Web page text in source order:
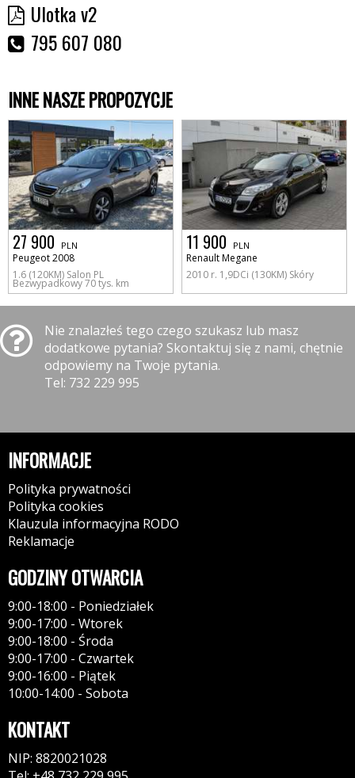
Ulotka v2
795 607 080
INNE NASZE PROPOZYCJE
27 900 PLN
Peugeot 2008
1.6 (120KM) Salon PL
Bezwypadkowy 70 tys. km
11 900 PLN
Renault Megane
2010 r. 1,9DCi (130KM) Skóry
Nie znalazłeś tego czego szukasz lub masz
dodatkowe pytania? Skontaktuj się z nami, chętnie
odpowiemy na Twoje pytania.
Tel: 732 229 995
INFORMACJE
Polityka prywatności
Polityka cookies
Klauzula informacyjna RODO
Reklamacje
GODZINY OTWARCIA
9:00-18:00 - Poniedziałek
9:00-17:00 - Wtorek
9:00-18:00 - Środa
9:00-17:00 - Czwartek
9:00-16:00 - Piątek
10:00-14:00 - Sobota
KONTAKT
NIP: 8820021028